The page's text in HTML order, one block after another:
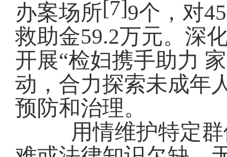
办案场所[7]9个， 对45
救助金59.2万元。 深
开展“检妇携手助力
动，合力探索未成年
预防和治理。
用情维护特定